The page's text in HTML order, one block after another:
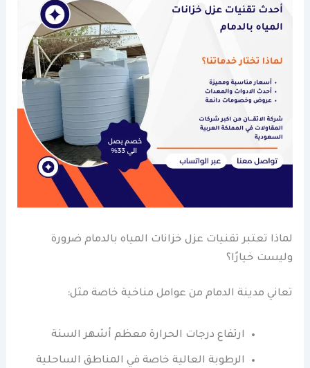
لماذا تعتبر تقنيات عزل خزانات المياه بالدمام ضرورة
وليست خيارًا؟
تعاني مدينة الدمام من عوامل مناخية خاصة مثل:
ارتفاع درجات الحرارة معظم أشهر السنة
الرطوبة العالية خاصة في المناطق الساحلية